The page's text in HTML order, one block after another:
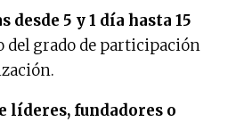
desde 5 y 1 día hasta 15
del grado de participación
líderes, fundadores o